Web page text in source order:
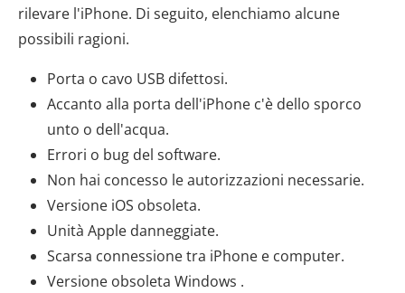
rilevare l'iPhone. Di seguito, elenchiamo alcune
possibili ragioni.
Porta o cavo USB difettosi.
Accanto alla porta dell'iPhone c'è dello sporco
unto o dell'acqua.
Errori o bug del software.
Non hai concesso le autorizzazioni necessarie.
Versione iOS obsoleta.
Unità Apple danneggiate.
Scarsa connessione tra iPhone e computer.
Versione obsoleta Windows .